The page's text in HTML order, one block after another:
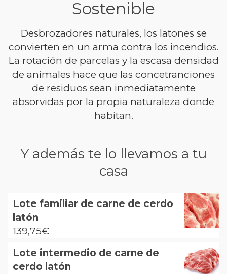
Sostenible
Desbrozadores naturales, los latones se
convierten en un arma contra los incendios.
La rotación de parcelas y la escasa densidad
de animales hace que las concetranciones
de residuos sean inmediatamente
absorvidas por la propia naturaleza donde
habitan.
Y además te lo llevamos a tu
casa
Lote familiar de carne de cerdo
latón
139,75€
Lote intermedio de carne de
cerdo latón